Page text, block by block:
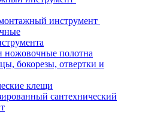
инструмент
полотна
бокорезы, отвертки и
клещи
сантехнический